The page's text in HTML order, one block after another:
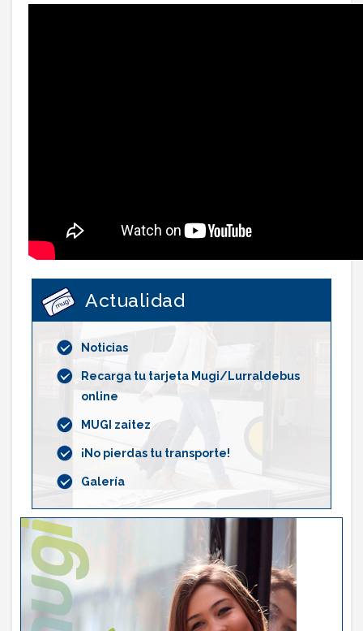
Actualidad
Noticias
Recarga tu tarjeta Mugi/Lurraldebus
online
MUGI zaitez
¡No pierdas tu transporte!
Galería